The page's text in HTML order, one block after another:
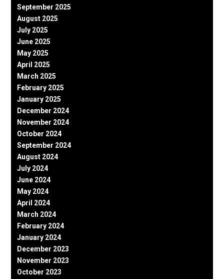
September 2025
August 2025
July 2025
June 2025
May 2025
April 2025
March 2025
February 2025
January 2025
December 2024
November 2024
October 2024
September 2024
August 2024
July 2024
June 2024
May 2024
April 2024
March 2024
February 2024
January 2024
December 2023
November 2023
October 2023